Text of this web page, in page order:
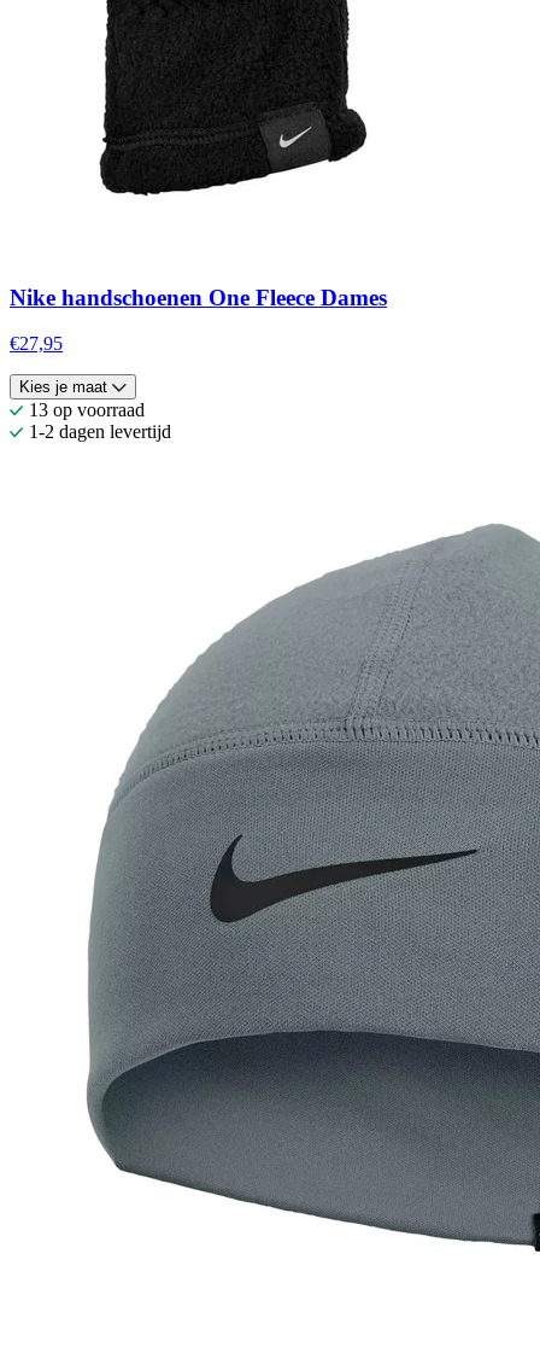
Nike handschoenen One Fleece Dames
€27,95
Kies je maat
13 op voorraad
1-2 dagen levertijd